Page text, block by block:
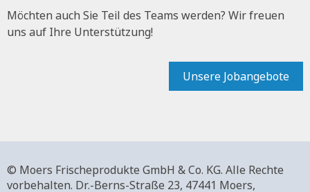
Möchten auch Sie Teil des Teams werden? Wir freuen
uns auf Ihre Unterstützung!
Unsere Jobangebote
© Moers Frischeprodukte GmbH & Co. KG. Alle Rechte
vorbehalten. Dr.-Berns-Straße 23, 47441 Moers,